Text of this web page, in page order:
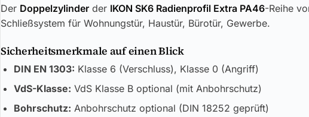
Der Doppelzylinder der IKON SK6 Radienprofil Extra PA46-Reihe
Schließsystem für Wohnungstür, Haustür, Bürotür, Gewerbe.
Sicherheitsmerkmale auf einen Blick
DIN EN 1303: Klasse 6 (Verschluss), Klasse 0 (Angriff)
VdS-Klasse: VdS Klasse B optional (mit Anbohrschutz)
Bohrschutz: Anbohrschutz optional (DIN 18252 geprüft)